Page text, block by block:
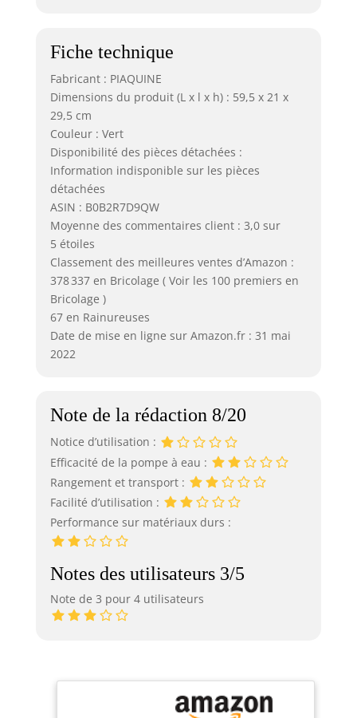
Fiche technique
Fabricant : PIAQUINE
Dimensions du produit (L x l x h) : 59,5 x 21 x
29,5 cm
Couleur : Vert
Disponibilité des pièces détachées :
Information indisponible sur les pièces
détachées
ASIN : B0B2R7D9QW
Moyenne des commentaires client : 3,0 sur
5 étoiles
Classement des meilleures ventes d’Amazon :
378 337 en Bricolage ( Voir les 100 premiers en
Bricolage )
67 en Rainureuses
Date de mise en ligne sur Amazon.fr : 31 mai
2022
Note de la rédaction 8/20
Notice d’utilisation :
Efficacité de la pompe à eau :
Rangement et transport :
Facilité d’utilisation :
Performance sur matériaux durs :
Notes des utilisateurs 3/5
Note de 3 pour 4 utilisateurs